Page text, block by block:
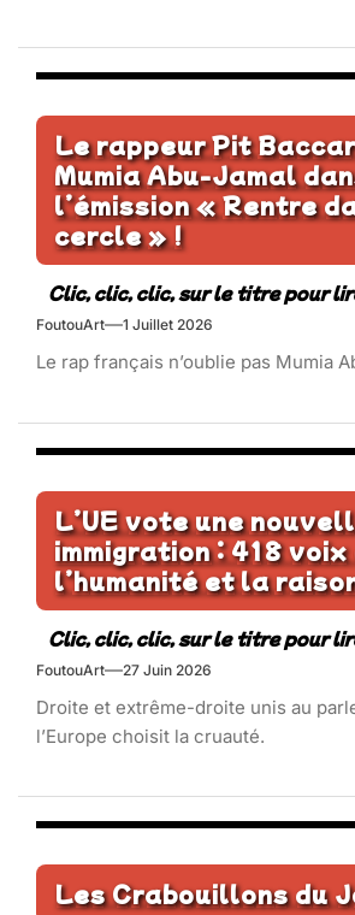
Le rappeur Pit
Mumia Abu-Jamal
l’émission « Rentre
cercle » !
FoutouArt 1 Juillet 2026
Le rap français n’oublie pas Mumia
L’UE vote une
immigration : 418
l’humanité et la
FoutouArt 27 Juin 2026
Droite et extrême-droite unis au
l’Europe choisit la cruauté.
Les Crabouillons du